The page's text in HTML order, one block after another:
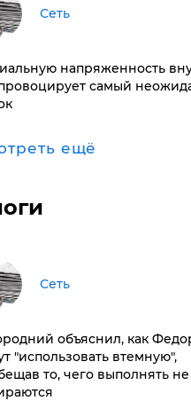
Сеть
напряженность
самый
ещё
Сеть
объяснил, как
"использовать втемную",
то, чего выполнять не